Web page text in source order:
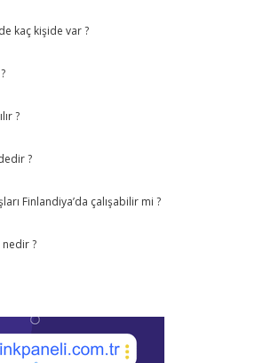
kaç kişide var ?
?
?
Finlandiya’da çalışabilir mi ?
?